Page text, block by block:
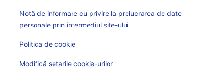
Notă de informare cu privire la prelucrarea de date
personale prin intermediul site-ului
Politica de cookie
Modifică setarile cookie-urilor